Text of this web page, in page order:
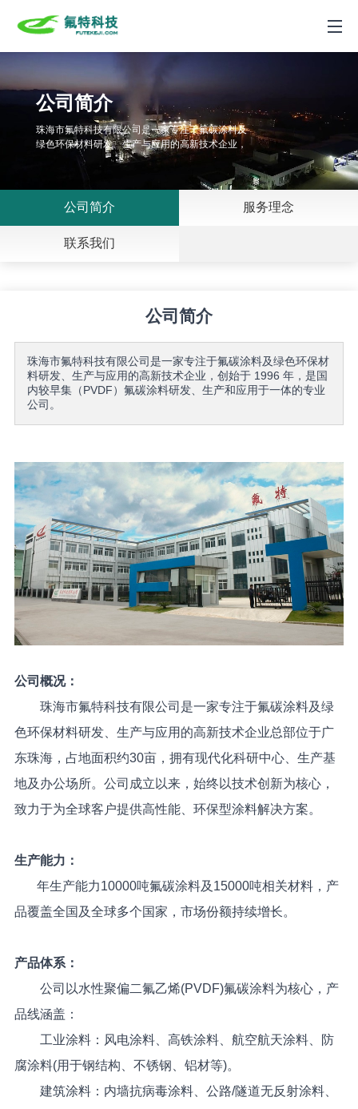
产品中心
新闻动态
工程案例
关于我们
公司简介
珠海市氟特科技有限公司是一家专注于氟碳涂料及
绿色环保材料研发、生产与应用的高新技术企业，
创始于 1996 年，是国内较早集（PVDF）氟碳涂
公司简介 服务理念
联系我们
公司简介
珠海市氟特科技有限公司是一家专注于氟碳涂料及绿色环保材
料研发、生产与应用的高新技术企业，创始于 1996 年，是国
内较早集（PVDF）氟碳涂料研发、生产和应用于一体的专业
公司。
公司概况：
珠海市氟特科技有限公司是一家专注于氟碳涂料及绿
色环保材料研发、生产与应用的高新技术企业总部位于广
东珠海，占地面积约30亩，拥有现代化科研中心、生产基
地及办公场所。公司成立以来，始终以技术创新为核心，
致力于为全球客户提供高性能、环保型涂料解决方案。
生产能力：
年生产能力10000吨氟碳涂料及15000吨相关材料，产
品覆盖全国及全球多个国家，市场份额持续增长。
产品体系：
公司以水性聚偏二氟乙烯(PVDF)氟碳涂料为核心，产
品线涵盖：
工业涂料：风电涂料、高铁涂料、航空航天涂料、防
腐涂料(用于钢结构、不锈钢、铝材等)。
建筑涂料：内墙抗病毒涂料、公路/隧道无反射涂料、